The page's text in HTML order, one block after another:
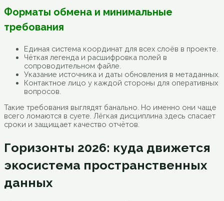
Форматы обмена и минимальные
требования
Единая система координат для всех слоёв в проекте.
Чёткая легенда и расшифровка полей в
сопроводительном файле.
Указание источника и даты обновления в метаданных.
Контактное лицо у каждой стороны для оперативных
вопросов.
Такие требования выглядят банально. Но именно они чаще
всего ломаются в суете. Лёгкая дисциплина здесь спасает
сроки и защищает качество отчётов.
Горизонты 2026: куда движется
экосистема пространственных
данных